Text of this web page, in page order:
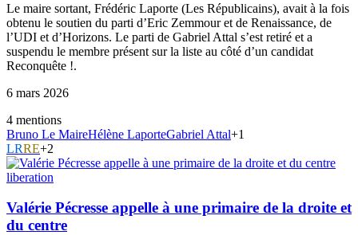
Le maire sortant, Frédéric Laporte (Les Républicains), avait à la fois
obtenu le soutien du parti d’Eric Zemmour et de Renaissance, de
l’UDI et d’Horizons. Le parti de Gabriel Attal s’est retiré et a
suspendu le membre présent sur la liste au côté d’un candidat
Reconquête !.
6 mars 2026
4 mentions
Bruno Le MaireHélène LaporteGabriel Attal+1
LRRE+2
liberation
Valérie Pécresse appelle à une primaire de la droite et
du centre